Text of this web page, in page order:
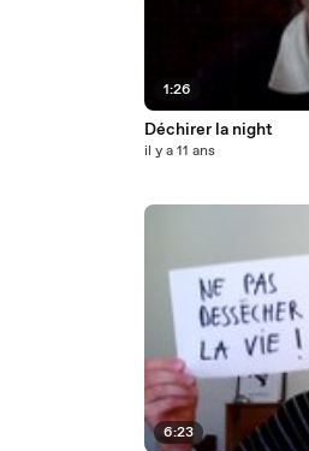
1:26
Déchirer la night
il y a 11 ans
6:23